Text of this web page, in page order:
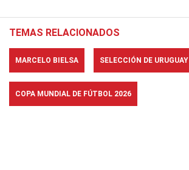
TEMAS RELACIONADOS
MARCELO BIELSA SELECCIÓN DE URUGUAY
COPA MUNDIAL DE FÚTBOL 2026